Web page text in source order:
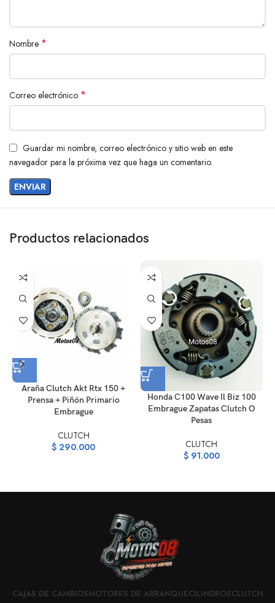
Nombre *
Correo electrónico *
Guardar mi nombre, correo electrónico y sitio web en este
navegador para la próxima vez que haga un comentario.
Productos relacionados
Araña Clutch Akt Rtx 150 +
Prensa + Piñón Primario
Embrague
CLUTCH
$ 290.000
Honda C100 Wave Il Biz 100
Embrague Zapatas Clutch O
Pesas
CLUTCH
$91.000
CAJAS DE CAMBIOSMOTORES DE ARRANQUECILINDROSCLUTCH